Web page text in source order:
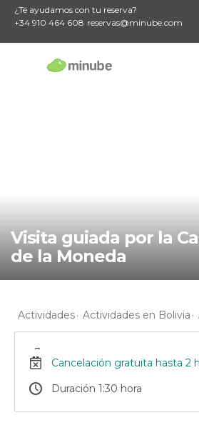
¿Te ayudamos con tu reserva?
+34 910 464 608 reservas@minube.com
Visita guiada por la Casa Nacional
de la Moneda
Actividades Actividades en Bolivia
Cancelación gratuita hasta 2
Duración 1:30 hora